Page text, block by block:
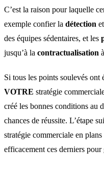
C’est la raison pour laquelle
exemple confier la détection
des équipes sédentaires, et les
jusqu’à la contractualisation
Si tous les points soulevés ont
VOTRE stratégie
créé les bonnes conditions au
chances de réussite. L’étape
stratégie commerciale en
efficacement ces derniers